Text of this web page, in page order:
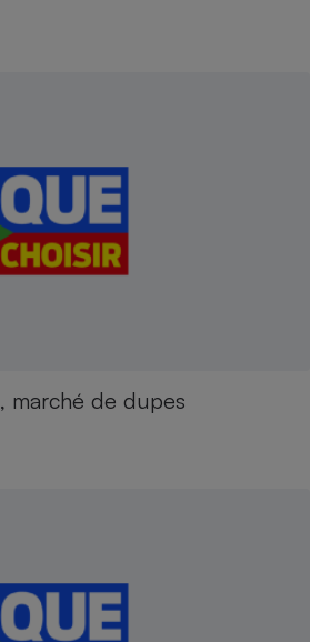
marché de dupes